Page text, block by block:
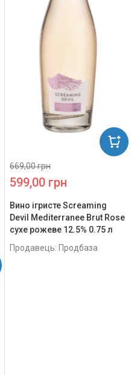
Вино ігристе Screaming
Devil Mediterranee Brut Rose
сухе рожеве 12.5% 0.75 л
Продавець: Продбаза
669,00 грн
599,00 грн